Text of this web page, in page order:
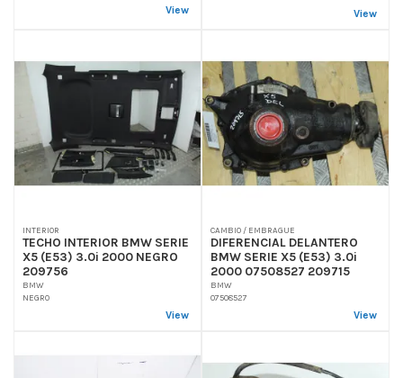
View View
INTERIOR
TECHO INTERIOR BMW SERIE
X5 (E53) 3.0i 2000 NEGRO
209756
BMW
NEGRO
View
CAMBIO / EMBRAGUE
DIFERENCIAL DELANTERO
BMW SERIE X5 (E53) 3.0i
2000 07508527 209715
BMW
07508527
View